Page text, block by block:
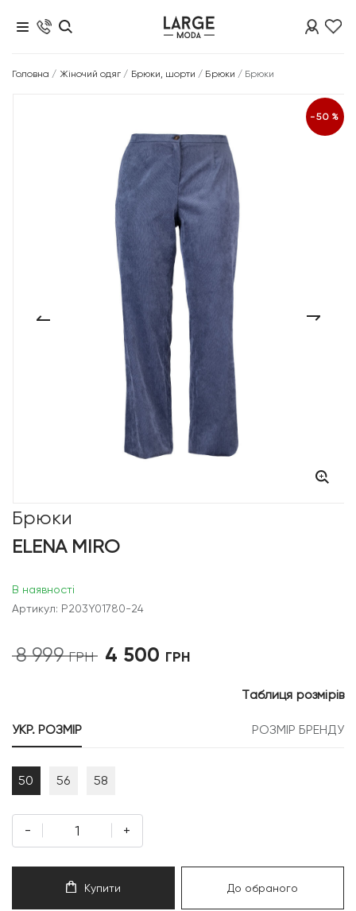
Головна / Жіночий одяг / Брюки, шорти / Брюки / Брюки
-50%
Брюки
ELENA MIRO
В наявності
Артикул: P203Y01780-24
8 999ГРН
Оригінальна
4 500 ГРН
УКР. РОЗМІР
РОЗМІР БРЕНДУ
Таблиця розмірів
50 56 58
- +
Купити До обраного